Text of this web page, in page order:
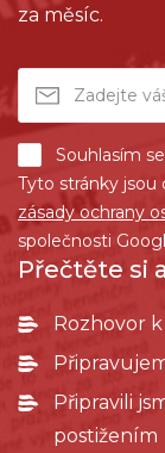
za měsíc.
Souhlasím se
Tyto stránky jsou
zásady ochrany
společnosti
Přečtěte si
Rozhovor
Připravili
postižením